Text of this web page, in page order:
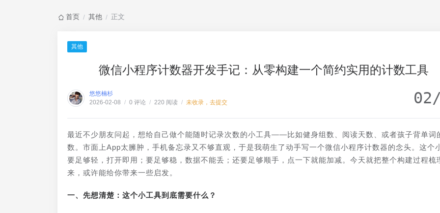
首页 / 其他 / 正文
其他
微信小程序计数器开发手记：从零构建一个简约实用的计数工具
悠悠楠杉
2026-02-08 / 0 评论 / 220 阅读 / 未收录，去提交
最近不少朋友问起，想给自己做个能随时记录次数的小工具——比如健身组数、阅读天数、或者孩子背单词
数。市面上App太臃肿，手机备忘录又不够直观，于是我萌生了动手写一个微信小程序计数器的念头。这个
要足够轻，打开即用；要足够稳，数据不能丢；还要足够顺手，点一下就能加减。今天就把整个构建过程梳
来，或许能给你带来一些启发。
一、先想清楚：这个小工具到底需要什么？